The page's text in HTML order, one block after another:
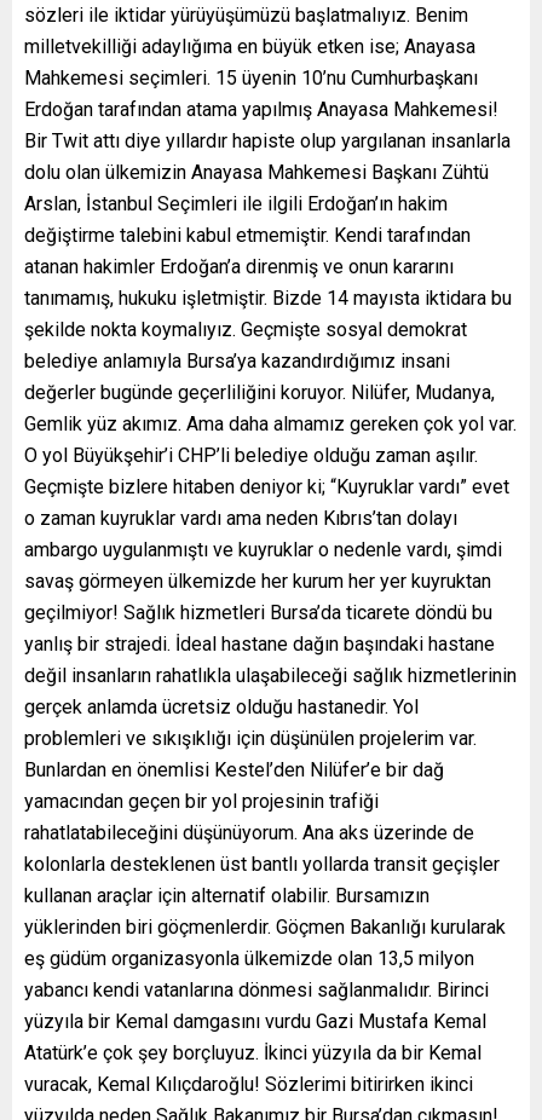
sözleri ile iktidar yürüyüşümüzü başlatmalıyız. Benim
milletvekilliği adaylığıma en büyük etken ise; Anayasa
Mahkemesi seçimleri. 15 üyenin 10’nu Cumhurbaşkanı
Erdoğan tarafından atama yapılmış Anayasa Mahkemesi!
Bir Twit attı diye yıllardır hapiste olup yargılanan insanlarla
dolu olan ülkemizin Anayasa Mahkemesi Başkanı Zühtü
Arslan, İstanbul Seçimleri ile ilgili Erdoğan’ın hakim
değiştirme talebini kabul etmemiştir. Kendi tarafından
atanan hakimler Erdoğan’a direnmiş ve onun kararını
tanımamış, hukuku işletmiştir. Bizde 14 mayısta iktidara bu
şekilde nokta koymalıyız. Geçmişte sosyal demokrat
belediye anlamıyla Bursa’ya kazandırdığımız insani
değerler bugünde geçerliliğini koruyor. Nilüfer, Mudanya,
Gemlik yüz akımız. Ama daha almamız gereken çok yol var.
O yol Büyükşehir’i CHP’li belediye olduğu zaman aşılır.
Geçmişte bizlere hitaben deniyor ki; “Kuyruklar vardı” evet
o zaman kuyruklar vardı ama neden Kıbrıs’tan dolayı
ambargo uygulanmıştı ve kuyruklar o nedenle vardı, şimdi
savaş görmeyen ülkemizde her kurum her yer kuyruktan
geçilmiyor! Sağlık hizmetleri Bursa’da ticarete döndü bu
yanlış bir strajedi. İdeal hastane dağın başındaki hastane
değil insanların rahatlıkla ulaşabileceği sağlık hizmetlerinin
gerçek anlamda ücretsiz olduğu hastanedir. Yol
problemleri ve sıkışıklığı için düşünülen projelerim var.
Bunlardan en önemlisi Kestel’den Nilüfer’e bir dağ
yamacından geçen bir yol projesinin trafiği
rahatlatabileceğini düşünüyorum. Ana aks üzerinde de
kolonlarla desteklenen üst bantlı yollarda transit geçişler
kullanan araçlar için alternatif olabilir. Bursamızın
yüklerinden biri göçmenlerdir. Göçmen Bakanlığı kurularak
eş güdüm organizasyonla ülkemizde olan 13,5 milyon
yabancı kendi vatanlarına dönmesi sağlanmalıdır. Birinci
yüzyıla bir Kemal damgasını vurdu Gazi Mustafa Kemal
Atatürk’e çok şey borçluyuz. İkinci yüzyıla da bir Kemal
vuracak, Kemal Kılıçdaroğlu! Sözlerimi bitirirken ikinci
yüzyılda neden Sağlık Bakanımız bir Bursa’dan çıkmasın!